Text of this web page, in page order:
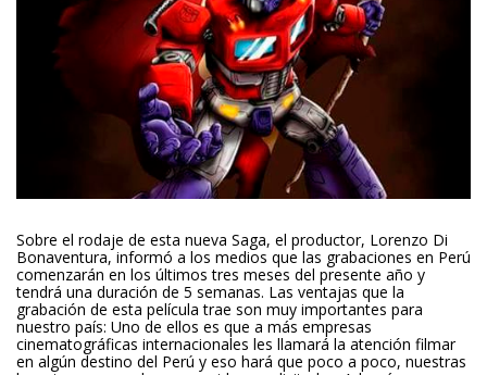
Sobre el rodaje de esta nueva Saga, el productor, Lorenzo Di
Bonaventura, informó a los medios que las grabaciones en Perú
comenzarán en los últimos tres meses del presente año y
tendrá una duración de 5 semanas. Las ventajas que la
grabación de esta película trae son muy importantes para
nuestro país: Uno de ellos es que a más empresas
cinematográficas internacionales les llamará la atención filmar
en algún destino del Perú y eso hará que poco a poco, nuestras